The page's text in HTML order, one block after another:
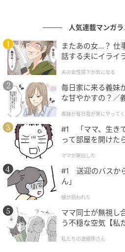
特に、アサヒ「スーパードライ
機能美は完璧 であった。ビー
ク」、そして渇きを潤す「爽快
な体験を、音楽という非物質
ている。サビのシャウトを耳
体的な興奮を覚え、何かに挑み
陥った。それは、楽曲が持つ
ナーの生存本能に直接訴えか
究極のプロフェッショナ
振り返れば、2004年は彼らに
年であった。それぞれのソロプ
界を押し広げ、その成果を持
人気連載マンガ
またあの女…？ 仕
話する夫にイライ
夫の女性部下が気になる
毎日家に来る義妹
な甘やかすの？／
が】
義妹が毎日我が家にやって
#1 「ママ、生き
って部屋を開けた
ママが家出した
#1 送迎のバスか
ん」
娘が拐われた
ママ同士が無視し
う不穏な空気【私
私たちの連絡係さん